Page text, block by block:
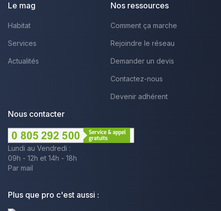
Le mag
Habitat
Services
Actualités
Nos ressources
Comment ça marche
Rejoindre le réseau
Demander un devis
Contactez-nous
Devenir adhérent
Nous contacter
Lundi au Vendredi :
09h - 12h et 14h - 18h
Par mail
Plus que pro c'est aussi :